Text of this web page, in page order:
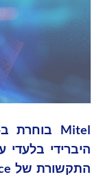
היברידי בלעדי